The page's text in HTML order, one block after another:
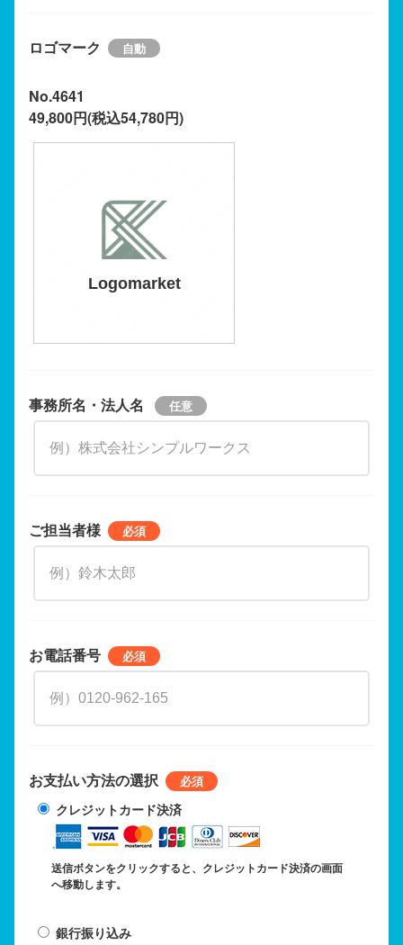
ロゴマーク
No.4641
49,800円(税込54,780円)
Logomarket
事務所名・法人名
ご担当者様
お電話番号
お支払い方法の選択
クレジットカード決済
送信ボタンをクリックすると、クレジットカード決済の画面
へ移動します。
銀行振り込み